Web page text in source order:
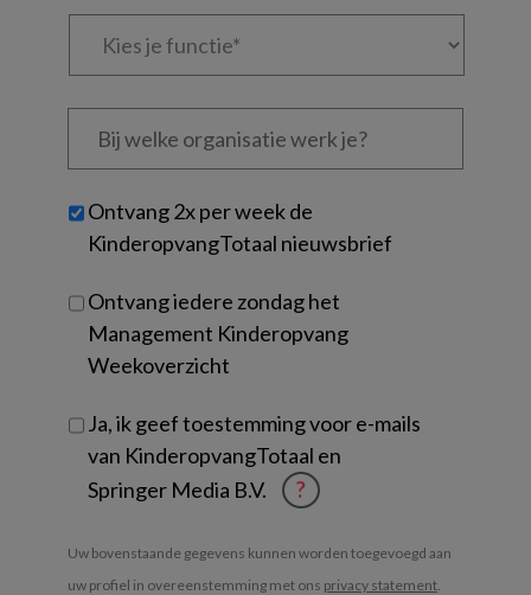
Kies
Bij
welke
je?
Untitled
Ontvang 2x per week de
KinderopvangTotaal nieuwsbrief
Ontvang iedere zondag het
Management Kinderopvang
Weekoverzicht
Ja, ik geef toestemming voor e-mails
van KinderopvangTotaal en
Springer Media B.V.
?
Uw bovenstaande gegevens kunnen worden toegevoegd aan
uw profiel in overeenstemming met ons privacy statement.